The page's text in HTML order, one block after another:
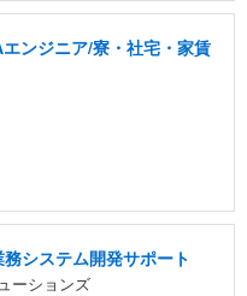
ンジニア/寮・社宅・家賃
システム開発サポート
ーションズ